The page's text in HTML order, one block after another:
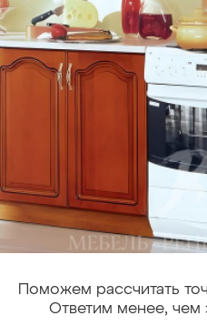
Поможем рассчитать
Ответим менее, чем